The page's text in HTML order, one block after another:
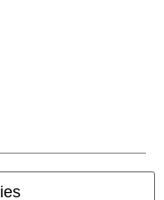
losgastos de transporte